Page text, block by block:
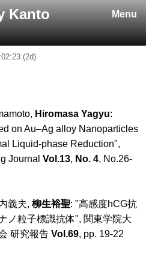
Menu
Kanto
(2d)
Hiromasa Yagyu:
on Au–Ag alloy Nanoparticles
Liquid-phase Reduction",
Journal Vol.13, No. 4, No.26-
義夫, 柳生裕聖: "高感度hCG抗
ノ粒子標識抗体", 関東学院大
研究報告 Vol.69, pp. 19-22